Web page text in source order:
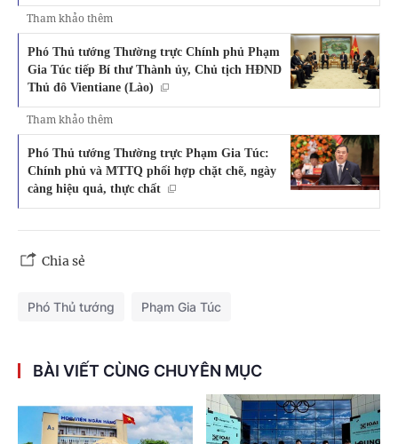
Tham khảo thêm
Phó Thủ tướng Thường trực Chính phủ Phạm
Gia Túc tiếp Bí thư Thành ủy, Chủ tịch HĐND
Thủ đô Vientiane (Lào)
Tham khảo thêm
Phó Thủ tướng Thường trực Phạm Gia Túc:
Chính phủ và MTTQ phối hợp chặt chẽ, ngày
càng hiệu quả, thực chất
Chia sẻ
Phó Thủ tướng Phạm Gia Túc
BÀI VIẾT CÙNG CHUYÊN MỤC